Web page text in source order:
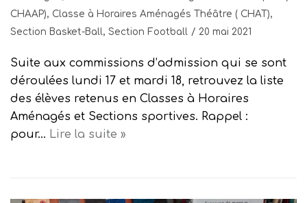
CHAAP), Classe à Horaires Aménagés Théâtre ( CHAT),
Section Basket-Ball, Section Football 20 mai 2021
Suite aux commissions d’admission qui se sont
déroulées lundi 17 et mardi 18, retrouvez la liste
des élèves retenus en Classes à Horaires
Aménagés et Sections sportives. Rappel :
pour… Lire la suite »